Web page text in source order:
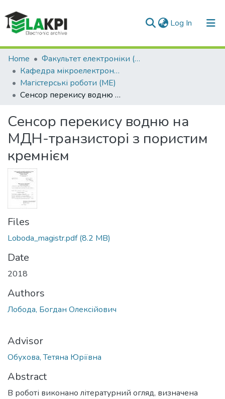
Log In (current)
Communities & Collections
All of DSpace
Statistics
Home
Факультет електроніки (ФЕЛ)
Кафедра мікроелектроніки (МЕ)
Магістерські роботи (МЕ)
Сенсор перекису водню на МДН-транзисторі з пористим кремнієм
Сенсор перекису водню на
МДН-транзисторі з пористим
кремнієм
Files
Loboda_magistr.pdf(8.2 MB)
Date
2018
Authors
Лобода, Богдан Олексійович
Advisor
Обухова, Тетяна Юріївна
Abstract
В роботі виконано літературний огляд, визначена